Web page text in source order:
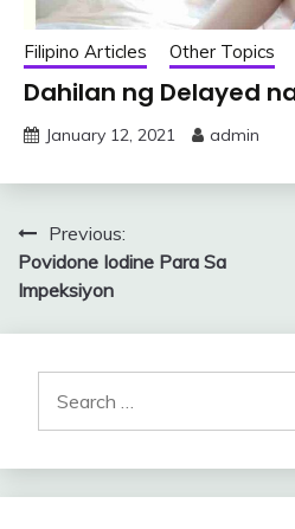
Filipino Articles Other Topics
Dahilan ng Delayed
January 12, 2021 admin
Post
navigation
Previous:
Povidone Iodine Para Sa
Impeksiyon
for: